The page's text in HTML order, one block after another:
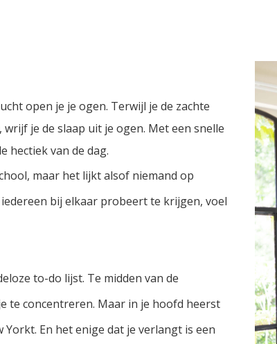
open je je ogen. Terwijl je de zachte
wrijf je de slaap uit je ogen. Met een snelle
hectiek van de dag.
maar het lijkt alsof niemand op
bij elkaar probeert te krijgen, voel
to-do lijst. Te midden van de
te concentreren. Maar in je hoofd heerst
En het enige dat je verlangt is een